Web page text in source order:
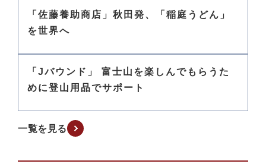
「佐藤養助商店」秋田発、「稲庭うどん」
を世界へ
「Jバウンド」 富士山を楽しんでもらうた
めに登山用品でサポート
一覧を見る